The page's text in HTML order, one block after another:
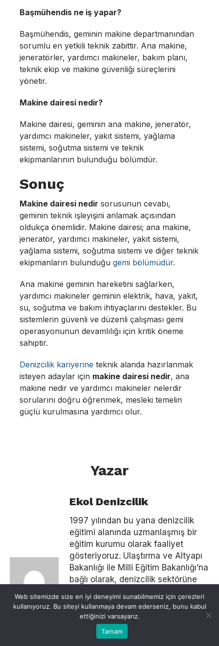
Başmühendis ne iş yapar?
Başmühendis, geminin makine departmanından
sorumlu en yetkili teknik zabittir. Ana makine,
jeneratörler, yardımcı makineler, bakım planı,
teknik ekip ve makine güvenliği süreçlerini
yönetir.
Makine dairesi nedir?
Makine dairesi, geminin ana makine, jeneratör,
yardımcı makineler, yakıt sistemi, yağlama
sistemi, soğutma sistemi ve teknik
ekipmanlarının bulunduğu bölümdür.
Sonuç
Makine dairesi nedir sorusunun cevabı,
geminin teknik işleyişini anlamak açısından
oldukça önemlidir. Makine dairesi; ana makine,
jeneratör, yardımcı makineler, yakıt sistemi,
yağlama sistemi, soğutma sistemi ve diğer teknik
ekipmanların bulunduğu gemi bölümüdür.
Ana makine geminin hareketini sağlarken,
yardımcı makineler geminin elektrik, hava, yakıt,
su, soğutma ve bakım ihtiyaçlarını destekler. Bu
sistemlerin güvenli ve düzenli çalışması gemi
operasyonunun devamlılığı için kritik öneme
sahiptir.
Denizcilik kariyerine teknik alanda hazırlanmak
isteyen adaylar için makine dairesi nedir, ana
makine nedir ve yardımcı makineler nelerdir
sorularını doğru öğrenmek, mesleki temelin
güçlü kurulmasına yardımcı olur.
Yazar
Ekol Denizcilik
1997 yılından bu yana denizcilik
eğitimi alanında uzmanlaşmış bir
eğitim kurumu olarak faaliyet
gösteriyoruz. Ulaştırma ve Altyapı
Bakanlığı ile Milli Eğitim Bakanlığı’na
bağlı olarak, denizcilik sektörüne
kazandırmayı amaçlıyoruz.
Blogumuzda, sektöre dair güncel
gelişmeleri, eğitim programlarımızı
ve denizcilikle ilgili faydalı bilgileri
Web sitemizde size en iyi deneyimi sunabilmemiz için çerezleri
kullanıyoruz. Bu siteyi kullanmaya devam ederseniz, bunu kabul
ettiğinizi varsayarız.
Tamam